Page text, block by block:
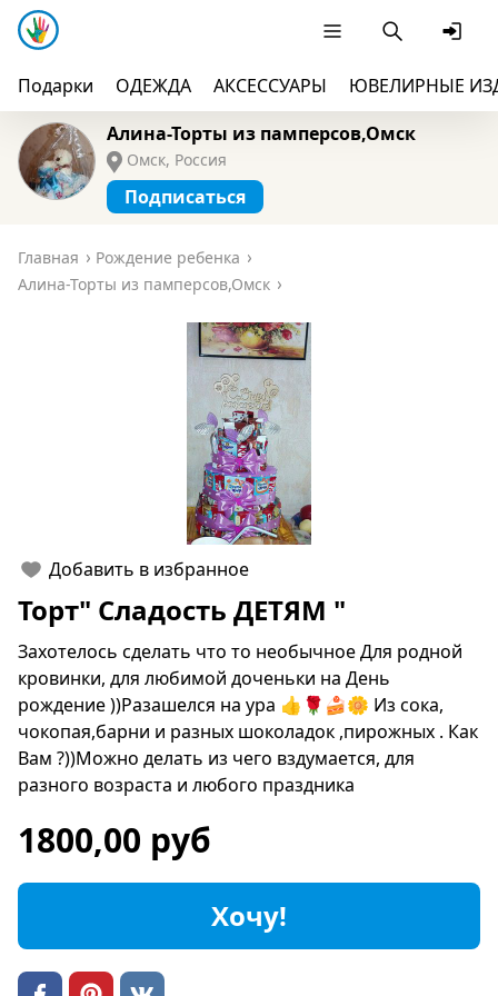
Подарки ОДЕЖДА АКСЕССУАРЫ
ЮВЕЛИРНЫЕ
Алина-Торты из памперсов,Омск
Омск, Россия
Подписаться
Главная
Рождение ребенка
Алина-Торты из памперсов,Омск
Добавить в избранное
Торт" Сладость ДЕТЯМ "
Захотелось сделать что то необычное Для родной
кровинки, для любимой доченьки на День
рождение ))Разашелся на ура 👍🌹🍰🌼 Из сока,
чокопая,барни и разных шоколадок ,пирожных . Как
Вам ?))Можно делать из чего вздумается, для
разного возраста и любого праздника
1800,00 руб
Хочу!